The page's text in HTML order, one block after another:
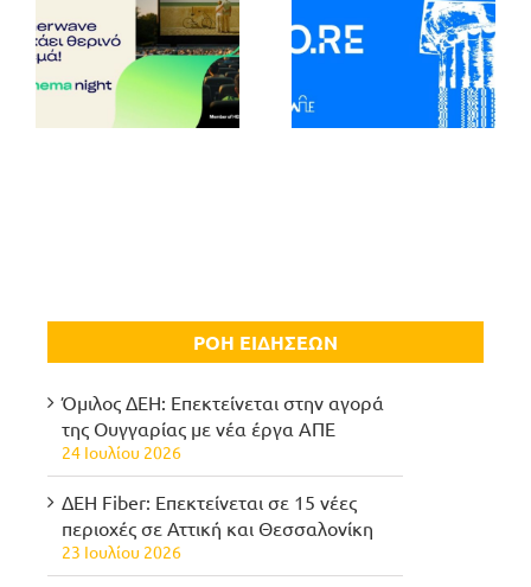
ΡΟΗ ΕΙΔΗΣΕΩΝ
Όμιλος ΔΕΗ: Επεκτείνεται στην αγορά
της Ουγγαρίας με νέα έργα ΑΠΕ
24 Ιουλίου 2026
ΔΕΗ Fiber: Επεκτείνεται σε 15 νέες
περιοχές σε Αττική και Θεσσαλονίκη
23 Ιουλίου 2026